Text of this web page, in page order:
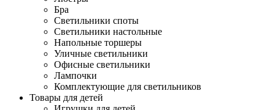
Бра
Светильники споты
Светильники настольные
Напольные торшеры
Уличные светильники
Офисные светильники
Лампочки
Комплектующие для светильников
Товары для детей